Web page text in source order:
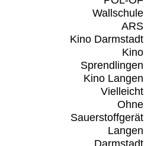
Wallschule
ARS
Kino Darmstadt
Kino
Sprendlingen
Kino Langen
Vielleicht
Ohne
Sauerstoffgerät
Langen
Darmstadt